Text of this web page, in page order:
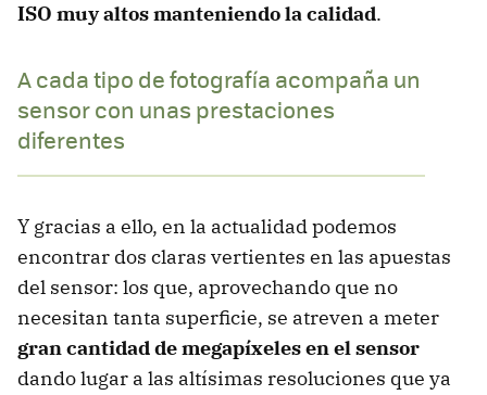
ISO muy altos manteniendo la calidad.
A cada tipo de fotografía acompaña un
sensor con unas prestaciones
diferentes
Y gracias a ello, en la actualidad podemos
encontrar dos claras vertientes en las apuestas
del sensor: los que, aprovechando que no
necesitan tanta superficie, se atreven a meter
gran cantidad de megapíxeles en el sensor
dando lugar a las altísimas resoluciones que ya